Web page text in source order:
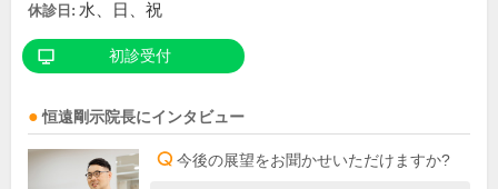
休診日: 水、日、祝
初診受付
恒遠剛示院長にインタビュー
今後の展望をお聞かせいただけますか?